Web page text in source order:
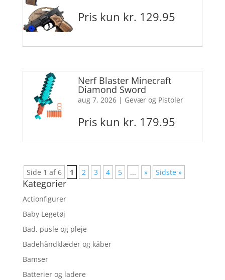
Pris kun kr. 129.95
Nerf Blaster Minecraft
Diamond Sword
aug 7, 2026| Gevær og Pistoler
Pris kun kr. 179.95
Side 1 af 6 1 2 3 4 5 ... » Sidste »
Kategorier
Actionfigurer
Baby Legetøj
Bad, pusle og pleje
Badehåndklæder og kåber
Bamser
Batterier og ladere